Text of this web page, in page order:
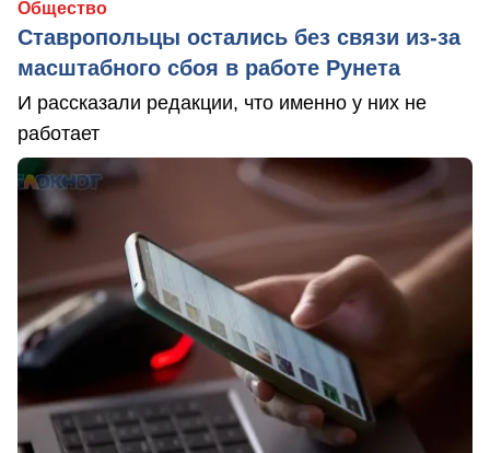
Общество
Ставропольцы остались без связи из-за
масштабного сбоя в работе Рунета
И рассказали редакции, что именно у них не
работает